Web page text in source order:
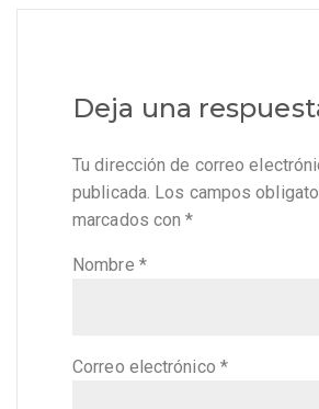
Deja una
Tu dirección de correo
publicada. Los campos
marcados con*
Nombre *
Correo electrónico *